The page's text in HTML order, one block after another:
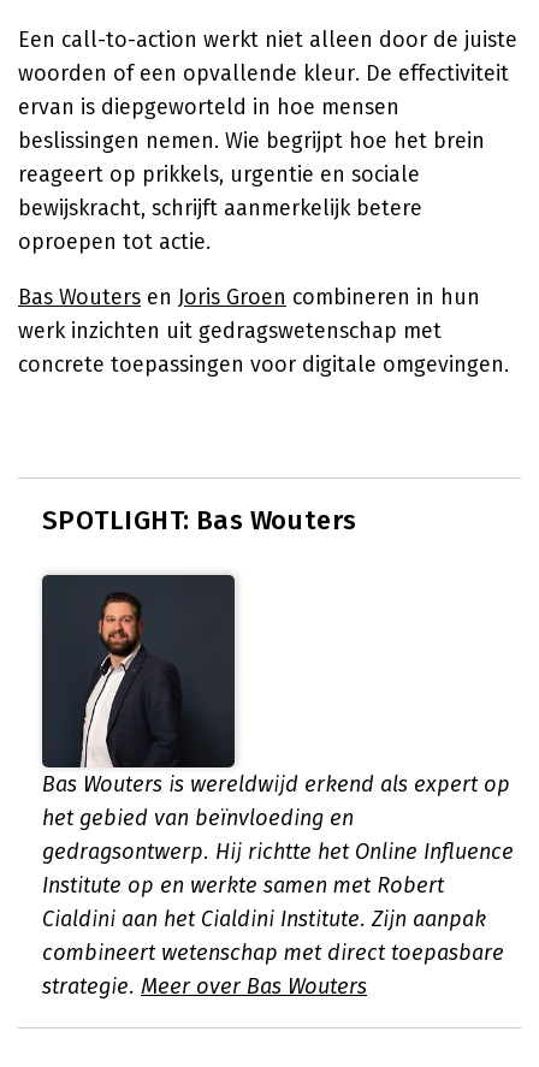
Een call-to-action werkt niet alleen door de juiste
woorden of een opvallende kleur. De effectiviteit
ervan is diepgeworteld in hoe mensen
beslissingen nemen. Wie begrijpt hoe het brein
reageert op prikkels, urgentie en sociale
bewijskracht, schrijft aanmerkelijk betere
oproepen tot actie.
Bas Wouters en Joris Groen combineren in hun
werk inzichten uit gedragswetenschap met
concrete toepassingen voor digitale omgevingen.
SPOTLIGHT: Bas Wouters
Bas Wouters is wereldwijd erkend als expert op
het gebied van beïnvloeding en
gedragsontwerp. Hij richtte het Online Influence
Institute op en werkte samen met Robert
Cialdini aan het Cialdini Institute. Zijn aanpak
combineert wetenschap met direct toepasbare
strategie. Meer over Bas Wouters